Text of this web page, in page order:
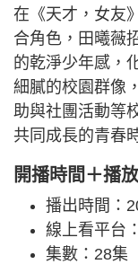
在《天才，女友
合角色，田曦薇
的乾淨少年感，
細膩的校園群像
助與社團活動等
共同成長的青春
開播時間＋播
播出時間：
線上看平台
集數：28集